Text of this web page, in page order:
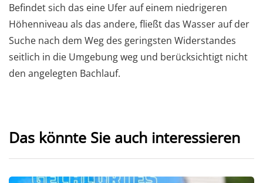
Befindet sich das eine Ufer auf einem niedrigeren
Höhenniveau als das andere, fließt das Wasser auf der
Suche nach dem Weg des geringsten Widerstandes
seitlich in die Umgebung weg und berücksichtigt nicht
den angelegten Bachlauf.
Das könnte Sie auch interessieren